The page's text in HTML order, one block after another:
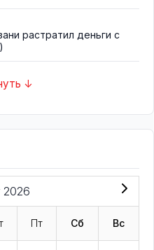
растратил деньги с
↓
2026
Пт Сб Вс